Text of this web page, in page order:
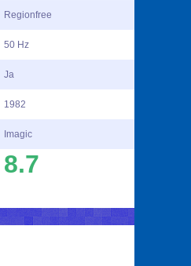
Regionfree
50 Hz
Ja
1982
Imagic
8.7